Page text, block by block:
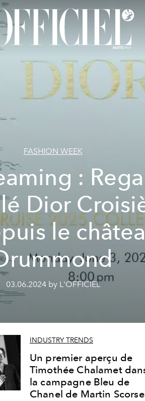
FASHION WEEK
:
Dior
le
03.06.2024 by L'OFFICIEL
INDUSTRY TRENDS
Un premier aperçu de
Timothée Chalamet
la campagne Bleu de
Chanel de Martin